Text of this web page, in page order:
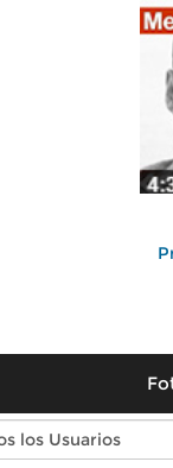
Fotos